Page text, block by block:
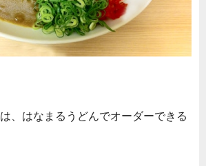
は、はなまるうどんでオーダーできる